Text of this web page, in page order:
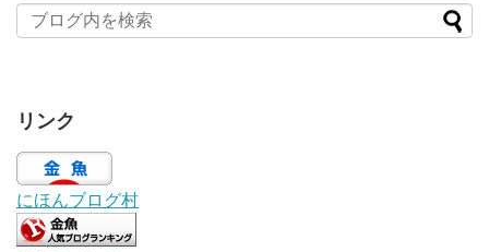
リンク
にほんブログ村